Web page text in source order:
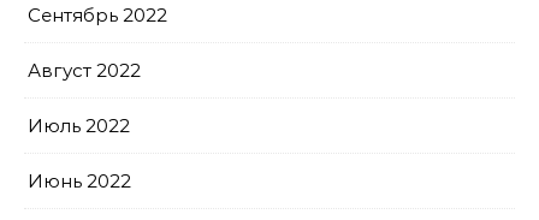
Сентябрь 2022
Август 2022
Июль 2022
Июнь 2022